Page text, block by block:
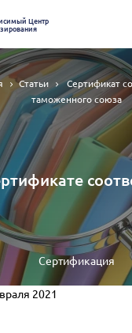
Центр
Статьи
Сертификат
таможенного союза
Сертификация
2021